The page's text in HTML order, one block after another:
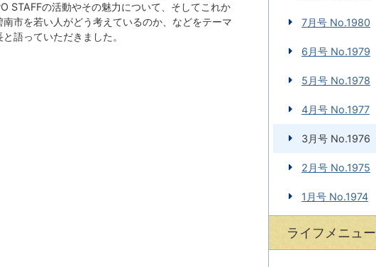
STAFFの活動やその魅力について、そしてこれか
南市を若い人がどう考えているのか、などをテーマ
と語っていただきました。
7月号 No.1980
6月号 No.1979
5月号 No.1978
4月号 No.1977
3月号 No.1976
2月号 No.1975
1月号 No.1974
ライフメニュー